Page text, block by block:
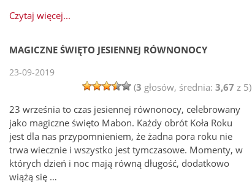
Czytaj więcej...
MAGICZNE ŚWIĘTO JESIENNEJ RÓWNONOCY
23-09-2019
(3 głosów, średnia:3,67 z 5)
23 września to czas jesiennej równonocy, celebrowany
jako magiczne święto Mabon. Każdy obrót Koła Roku
jest dla nas przypomnieniem, że żadna pora roku nie
trwa wiecznie i wszystko jest tymczasowe. Momenty, w
których dzień i noc mają równą długość, dodatkowo
wiążą się …